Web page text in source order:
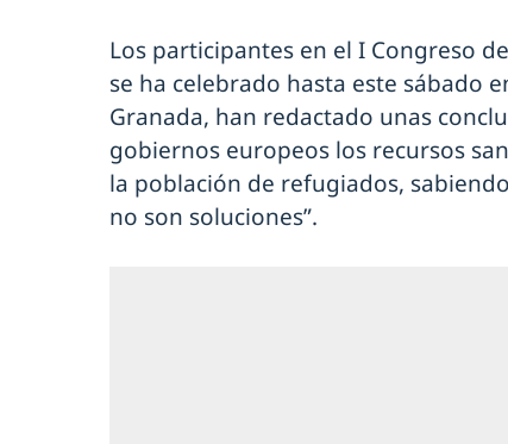
Los participantes en el I Congreso
se ha celebrado hasta este sábado
Granada, han redactado unas
gobiernos europeos los recursos
la población de refugiados,
no son soluciones”.